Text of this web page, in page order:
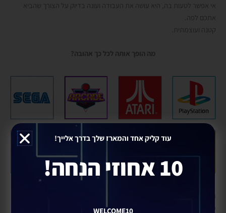
אי אפשר לטעות בה, היא עושה את העבודה ועונה בדיוק על הצורך שהביא
אתכם לפה.
קטנה ועוצמתית.
מה הופך אותה לכל כך אהובה?
עוד קליק אחד והמארז שלך בדרך אלייך!
10 אחוזי הנחה!
WELCOME10